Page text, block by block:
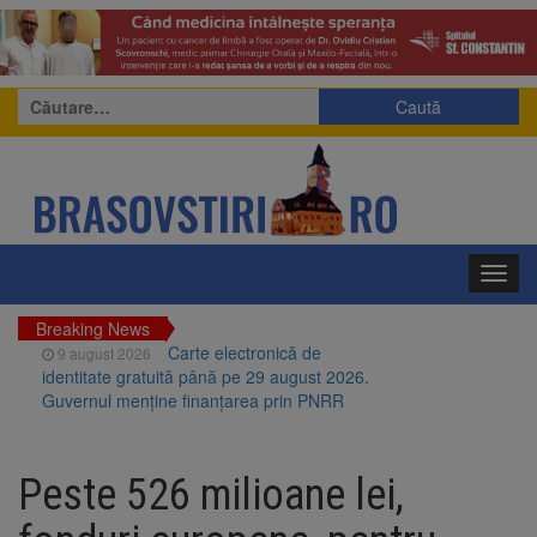
Caută
după:
Breaking News
9 august 2026
Carte electronică de
identitate gratuită până pe 29 august 2026.
Guvernul menține finanțarea prin PNRR
Brașovului vor fi restaurate. Contractul de
finanțare a fost semnat
Peste 526 milioane lei,